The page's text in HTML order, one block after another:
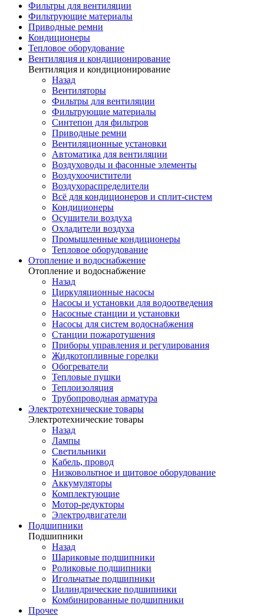
Фильтры для вентиляции
Фильтрующие материалы
Приводные ремни
Кондиционеры
Тепловое оборудование
Вентиляция и кондиционирование
Вентиляция и кондиционирование
Назад
Вентиляторы
Фильтры для вентиляции
Фильтрующие материалы
Синтепон для фильтров
Приводные ремни
Вентиляционные установки
Автоматика для вентиляции
Воздуховоды и фасонные элементы
Воздухоочистители
Воздухораспределители
Всё для кондиционеров и сплит-систем
Кондиционеры
Осушители воздуха
Охладители воздуха
Промышленные кондиционеры
Тепловое оборудование
Отопление и водоснабжение
Отопление и водоснабжение
Назад
Циркуляционные насосы
Насосы и установки для водоотведения
Насосные станции и установки
Насосы для систем водоснабжения
Станции пожаротушения
Приборы управления и регулирования
Жидкотопливные горелки
Обогреватели
Тепловые пушки
Теплоизоляция
Трубопроводная арматура
Электротехнические товары
Электротехнические товары
Назад
Лампы
Светильники
Кабель, провод
Низковольтное и щитовое оборудование
Аккумуляторы
Комплектующие
Мотор-редукторы
Электродвигатели
Подшипники
Подшипники
Назад
Шариковые подшипники
Роликовые подшипники
Игольчатые подшипники
Цилиндрические подшипники
Комбинированные подшипники
Прочее